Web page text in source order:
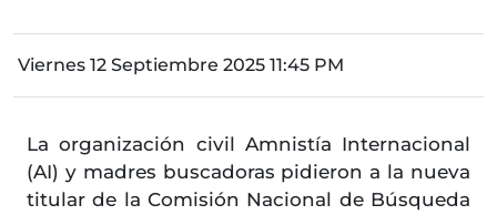
Viernes 12 Septiembre 2025 11:45 PM
La organización civil Amnistía Internacional
(AI) y madres buscadoras pidieron a la nueva
titular de la Comisión Nacional de Búsqueda